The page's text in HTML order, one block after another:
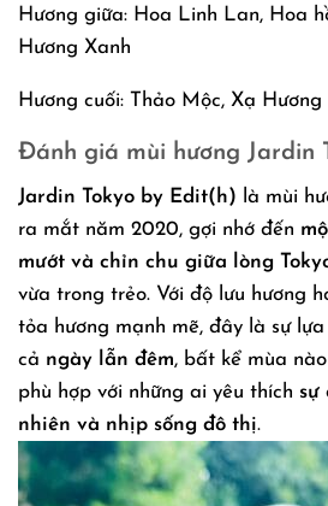
Hương giữa: Hoa Linh Lan, Hoa
Hương Xanh
Hương cuối: Thảo Mộc, Xạ Hương
Đánh giá mùi hương Jardin
Jardin Tokyo by Edit(h) là mùi
ra mắt năm 2020, gợi nhớ đến
mướt và chỉn chu giữa lòng
vừa trong trẻo. Với độ lưu hương
tỏa hương mạnh mẽ, đây là sự
cả ngày lẫn đêm, bất kể mùa
phù hợp với những ai yêu thích sự
nhiên và nhịp sống đô thị.